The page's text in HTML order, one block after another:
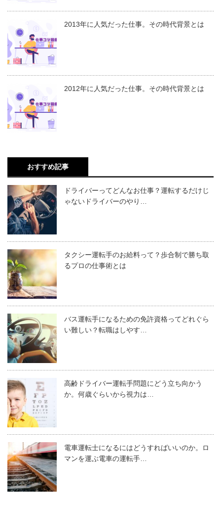
2013年に人気だった仕事。その時代背景とは
2012年に人気だった仕事。その時代背景とは
おすすめ記事
ドライバーってどんなお仕事？運転するだけじ
ゃないドライバーのやり…
タクシー運転手のお給料って？歩合制で勝ち取
るプロの仕事術とは
バス運転手になるための免許資格ってどれぐら
い難しい？転職はしやす…
高齢ドライバー運転手問題にどう立ち向かう
か。何歳ぐらいから視力は…
電車運転士になるにはどうすればいいのか。ロ
マンを運ぶ電車の運転手…